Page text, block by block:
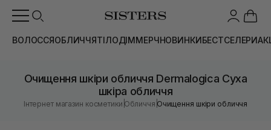
ВОЛОССЯОБЛИЧЧЯТІЛОДІММЕРЧНОВИНКИБЕСТСЕЛЕРИ
Очищення шкіри обличчя Dermalogica Суха
шкіра обличчя
Інтернет магазин косметики |Обличчя |Очищення шкіри обличчя